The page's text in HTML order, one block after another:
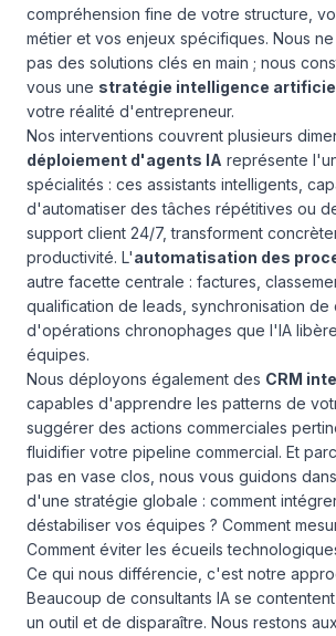
compréhension fine de votre structure,
métier et vos enjeux spécifiques. Nous
pas des solutions clés en main ; nous
vous une stratégie intelligence
votre réalité d'entrepreneur.
Nos interventions couvrent plusieurs
déploiement d'agents IA représente
spécialités : ces assistants intelligents,
d'automatiser des tâches répétitives ou
support client 24/7, transforment
productivité. L'automatisation des
autre facette centrale : factures,
qualification de leads, synchronisation
d'opérations chronophages que l'IA
équipes.
Nous déployons également des CRM
capables d'apprendre les patterns de
suggérer des actions commerciales
fluidifier votre pipeline commercial. Et
pas en vase clos, nous vous guidons
d'une stratégie globale : comment
déstabiliser vos équipes ? Comment
Comment éviter les écueils
Ce qui nous différencie, c'est notre
Beaucoup de consultants IA se
un outil et de disparaître. Nous restons